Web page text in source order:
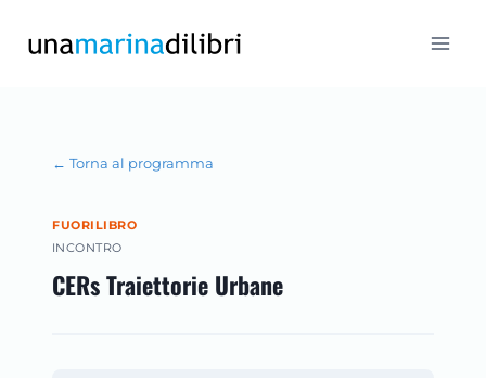
← Torna al programma
FUORILIBRO
INCONTRO
CERs Traiettorie Urbane